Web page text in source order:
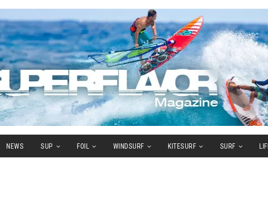
NEWS SUP FOIL WINDSURF KITESURF SURF